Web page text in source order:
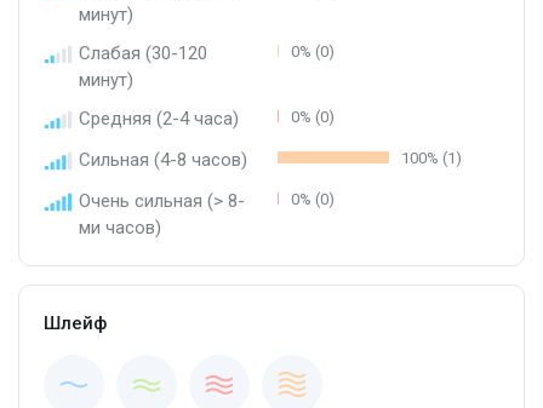
минут)
Слабая (30-120
минут)
0% (0)
Средняя (2-4 часа) 0% (0)
Сильная (4-8 часов) 100% (1)
Очень сильная (> 8-
ми часов)
0% (0)
Шлейф